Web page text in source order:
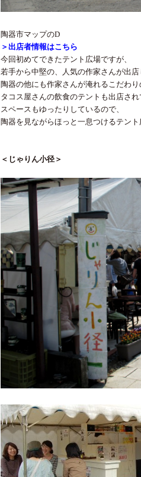
陶器市マップのD
＞出店者情報はこちら
今回初めてできたテント広場ですが、
若手から中堅の、人気の作家さんが出
陶器の他にも作家さんが淹れるこだわ
タコス屋さんの飲食のテントも出店さ
スペースもゆったりしているので、
陶器を見ながらほっと一息つけるテン
＜じゃりん小径＞